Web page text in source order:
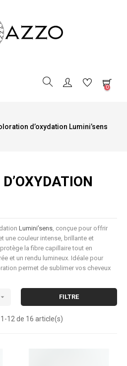
0
d’oxydation Lumini’sens
Lumini’sens, conçue pour offrir
une couleur intense, brillante et
la fibre capillaire tout en
et un rendu lumineux. Idéale pour
permet de sublimer vos cheveux
 FILTRE
12 de 16 article(s)